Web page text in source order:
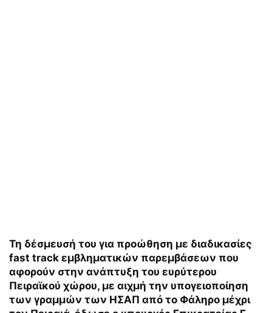
Τη δέσμευσή του για προώθηση με διαδικασίες
fast track εμβληματικών παρεμβάσεων που
αφορούν στην ανάπτυξη του ευρύτερου
Πειραϊκού χώρου, με αιχμή την υπογειοποίηση
των γραμμών των ΗΣΑΠ από το Φάληρο μέχρι